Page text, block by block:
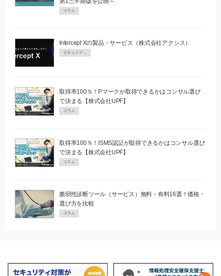
コラム
Intercept Xの製品・サービス（株式会社アクシス）
取得率100％！Pマークが取得できるかはコンサル選び
で決まる【株式会社UPF】
コラム
取得率100％！ISMS認証が取得できるかはコンサル選び
で決まる【株式会社UPF】
コラム
脆弱性診断ツール（サービス）無料・有料16選！価格・
選び方を比較
コラム